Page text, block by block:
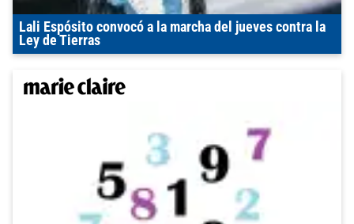
Lali Espósito convocó a la marcha del jueves contra la
Ley de Tierras